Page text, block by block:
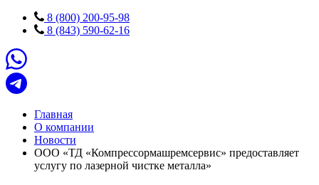
8 (800) 200-95-98
8 (843) 590-62-16
Главная
О компании
Новости
ООО «ТД «Компрессор­машремсервис» предоставляет
услугу по лазерной чистке металла»